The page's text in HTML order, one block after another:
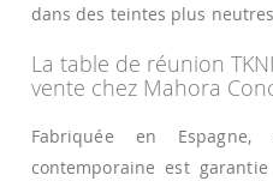
dans des teintes plus
La table de réunion
vente chez Mahora
Fabriquée en Espagne,
contemporaine est